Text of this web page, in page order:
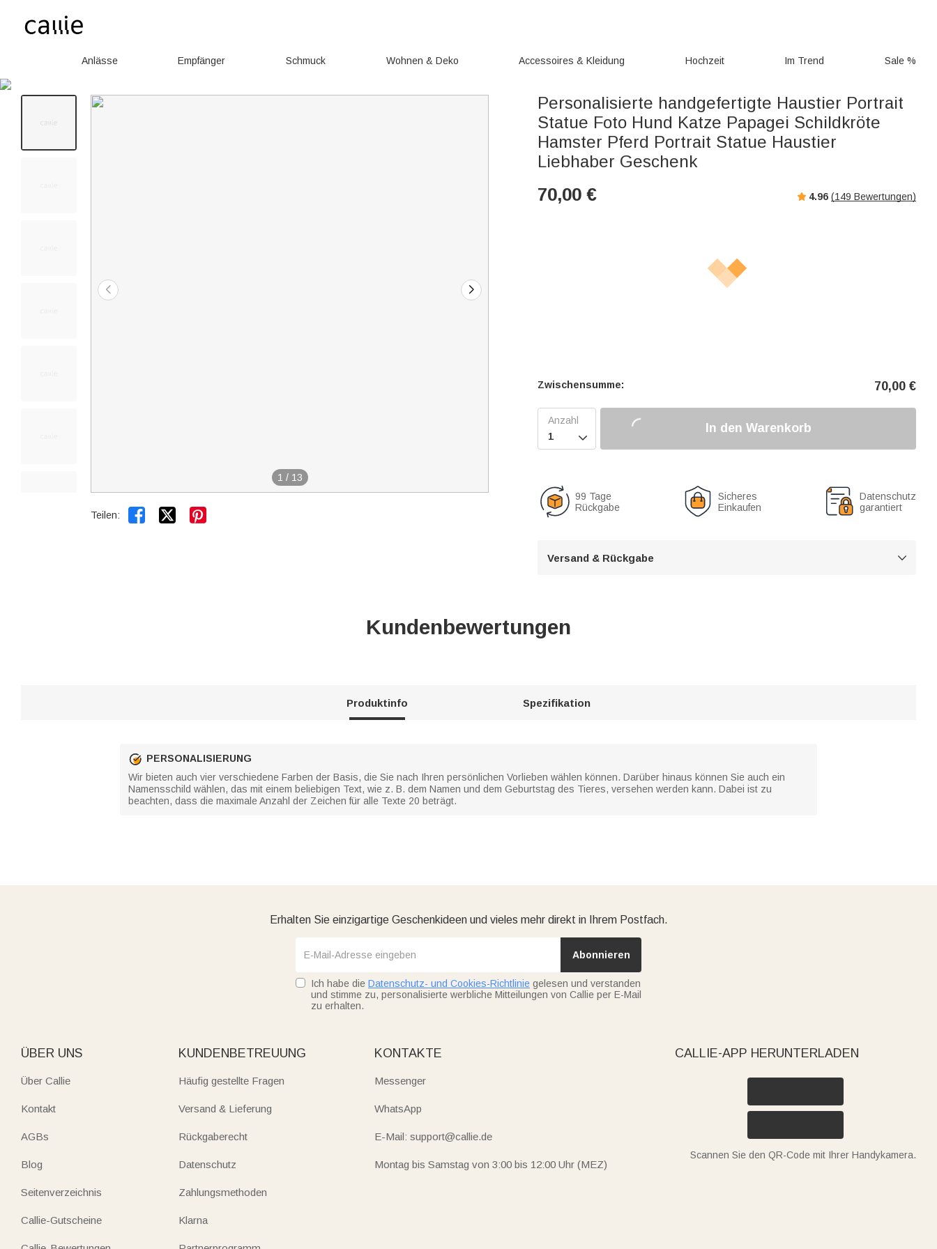
Anlässe Empfänger Schmuck Wohnen & Deko Accessoires & Kleidung Hochzeit Im Trend Sale %
1 / 13
Teilen:  
Personalisierte handgefertigte Haustier Portrait
Statue Foto Hund Katze Papagei Schildkröte
Hamster Pferd Portrait Statue Haustier
Liebhaber Geschenk
70,00 € 4.96 (149 Bewertungen)
Zwischensumme: 70,00 €

In den Warenkorb
99 Tage
Rückgabe
Sicheres
Einkaufen
Datenschutz
garantiert
Versand & Rückgabe 
Kundenbewertungen
Produktinfo Spezifikation
PERSONALISIERUNG
Wir bieten auch vier verschiedene Farben der Basis, die Sie nach Ihren persönlichen Vorlieben wählen können. Darüber hinaus können Sie auch ein
Namensschild wählen, das mit einem beliebigen Text, wie z. B. dem Namen und dem Geburtstag des Tieres, versehen werden kann. Dabei ist zu
beachten, dass die maximale Anzahl der Zeichen für alle Texte 20 beträgt.
Erhalten Sie einzigartige Geschenkideen und vieles mehr direkt in Ihrem Postfach.
Abonnieren
Ich habe die Datenschutz- und Cookies-Richtlinie gelesen und verstanden
und stimme zu, personalisierte werbliche Mitteilungen von Callie per E-Mail
zu erhalten.
ÜBER UNS
Über Callie
Kontakt
AGBs
Blog
Seitenverzeichnis
Callie-Gutscheine
KUNDENBETREUUNG
Häufig gestellte Fragen
Versand & Lieferung
Rückgaberecht
Datenschutz
Zahlungsmethoden
Klarna
KONTAKTE
Messenger
WhatsApp
E-Mail: support@callie.de
Montag bis Samstag von 3:00 bis 12:00 Uhr (MEZ)
CALLIE-APP HERUNTERLADEN
Scannen Sie den QR-Code mit Ihrer Handykamera.